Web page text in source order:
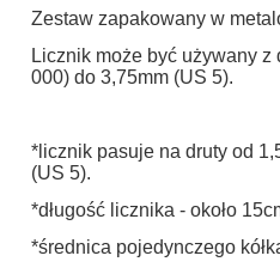
Zestaw zapakowany w
Licznik może być używany z
000) do 3,75mm (US 5).
*licznik pasuje na druty od
(US 5).
*długość licznika - około
*średnica pojedynczego